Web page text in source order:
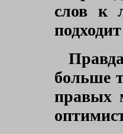
слов к
больше
правых